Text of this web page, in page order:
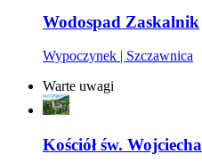
Wodospad Zaskalnik
Wypoczynek | Szczawnica
Warte uwagi
Kościół św. Wojciecha